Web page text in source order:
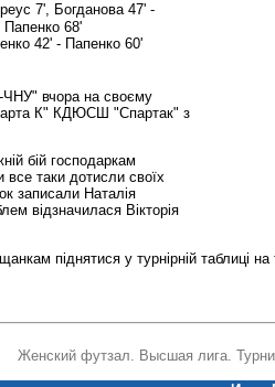
7', Богданова 47' -
Папенко 68'
42' - Папенко 60'
ЧНУ" вчора на своєму
К" КДЮСШ "Спартак" з
бій господаркам
таки дотисли своїх
записали Наталія
відзначилася Вікторія
піднятися у турнірній таблиці
Женский футзал. Высшая лига.